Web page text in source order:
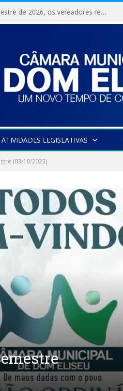
Na 10ª Sessão Ordinária do 1º Semestre de 2026, os vereadores receberam a nova comandante do 51º Batalhão de Polícia Militar, a Major Alessandra Lopes Leal Bandeira. A visita institucional proporcionou a apresentação da oficial aos parlamentares e reforçou o compromisso de cooperação entre a Polícia Militar e o Poder Legislativo em prol da segurança da população.
ATIVIDADES LEGISLATIVAS
(03/10/2023)